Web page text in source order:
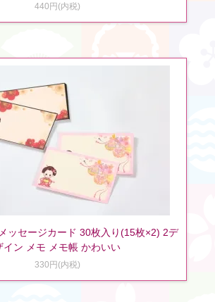
440円(内税)
ッセージカード 30枚入り(15枚×2) 2デ
イン メモ メモ帳 かわいい
330円(内税)